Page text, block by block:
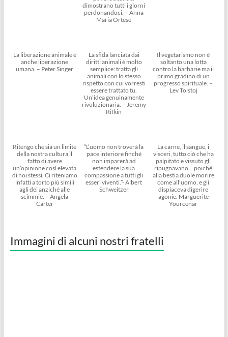
dimostrano tutti i giorni
perdonandoci. – Anna
Maria Ortese
La liberazione animale è
anche liberazione
umana. – Peter Singer
La sfida lanciata dai
diritti animali è molto
semplice: tratta gli
animali con lo stesso
rispetto con cui vorresti
essere trattato tu.
Un’idea genuinamente
rivoluzionaria. – Jeremy
Rifkin
Il vegetarismo non è
soltanto una lotta
contro la barbarie ma il
primo gradino di un
progresso spirituale. –
Lev Tolstoj
Ritengo che sia un limite
della nostra cultura il
fatto di avere
un’opinione così elevata
di noi stessi. Ci riteniamo
infatti a torto più simili
agli dei anziché alle
scimmie. – Angela
Carter
“L’uomo non troverà la
pace interiore finché
non imparerà ad
estendere la sua
compassione a tutti gli
esseri viventi.”- Albert
Schweitzer
La carne, il sangue, i
visceri, tutto ciò che ha
palpitato e vissuto gli
ripugnavano… poiché
alla bestia duole morire
come all’uomo, e gli
dispiaceva digerire
agonie. Marguerite
Yourcenar
Immagini di alcuni nostri fratelli